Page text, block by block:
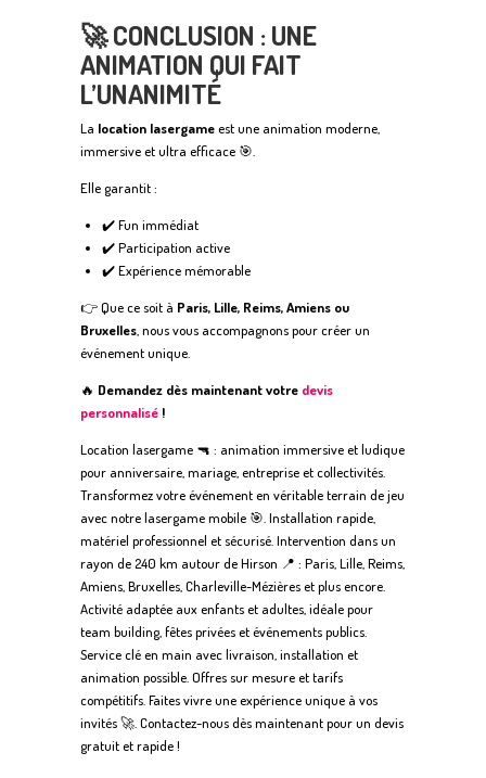
🚀 CONCLUSION : UNE
ANIMATION QUI FAIT
L’UNANIMITÉ
La location lasergameest une animation moderne,
immersive et ultra efficace 🎯.
Elle garantit :
✔️ Fun immédiat
✔️ Participation active
✔️ Expérience mémorable
👉 Que ce soit à Paris, Lille, Reims, Amiens ou
Bruxelles , nous vous accompagnons pour créer un
événement unique.
🔥 Demandez dès maintenant votre devis
personnalisé !
Location lasergame 🔫 : animation immersive et ludique
pour anniversaire, mariage, entreprise et collectivités.
Transformez votre événement en véritable terrain de jeu
avec notre lasergame mobile 🎯. Installation rapide,
matériel professionnel et sécurisé. Intervention dans un
rayon de 240 km autour de Hirson 📍 : Paris, Lille, Reims,
Amiens, Bruxelles, Charleville-Mézières et plus encore.
Activité adaptée aux enfants et adultes, idéale pour
team building, fêtes privées et événements publics.
Service clé en main avec livraison, installation et
animation possible. Offres sur mesure et tarifs
compétitifs. Faites vivre une expérience unique à vos
invités 🚀. Contactez-nous dès maintenant pour un devis
gratuit et rapide !